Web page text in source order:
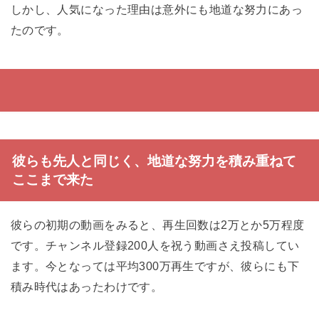
しかし、人気になった理由は意外にも地道な努力にあっ
たのです。
彼らも先人と同じく、地道な努力を積み重ねて
ここまで来た
彼らの初期の動画をみると、再生回数は2万とか5万程度
です。チャンネル登録200人を祝う動画さえ投稿してい
ます。今となっては平均300万再生ですが、彼らにも下
積み時代はあったわけです。